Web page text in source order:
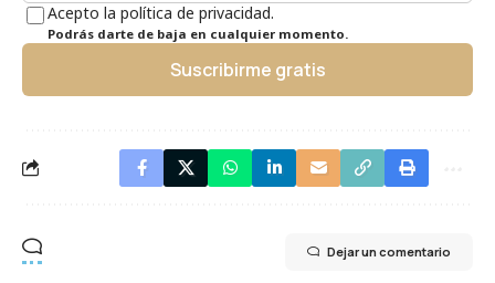
Acepto la política de privacidad.
Podrás darte de baja en cualquier momento.
Suscribirme gratis
Dejar un comentario